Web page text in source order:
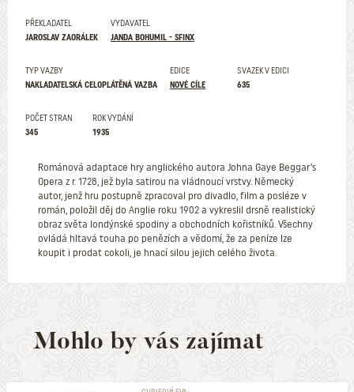
PŘEKLADATEL
JAROSLAV ZAORÁLEK
VYDAVATEL
JANDA BOHUMIL - SFINX
TYP VAZBY
NAKLADATELSKÁ CELOPLÁTĚNÁ VAZBA
EDICE
NOVÉ CÍLE
SVAZEK V EDICI
635
POČET STRAN
345
ROK VYDÁNÍ
1935
Románová adaptace hry anglického autora Johna Gaye Beggar’s
Opera z r. 1728, jež byla satirou na vládnoucí vrstvy. Německý
autor, jenž hru postupně zpracoval pro divadlo, film a posléze v
román, položil děj do Anglie roku 1902 a vykreslil drsně realistický
obraz světa londýnské spodiny a obchodních kořistníků. Všechny
ovládá hltavá touha po penězích a vědomí, že za peníze lze
koupit i prodat cokoli, je hnací silou jejich celého života.
Mohlo by vás zajímat